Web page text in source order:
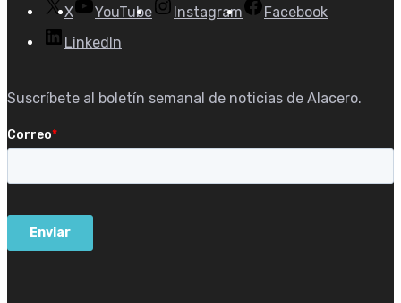
X YouTube Instagram
Facebook
LinkedIn
Suscríbete al boletín semanal de noticias de Alacero.